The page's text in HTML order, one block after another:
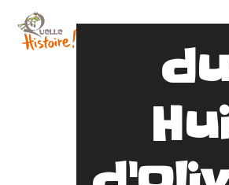
content
Open
mobile
Close
mobile